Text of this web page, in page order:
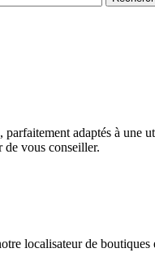
parfaitement adaptés à
de vous conseiller.
localisateur de